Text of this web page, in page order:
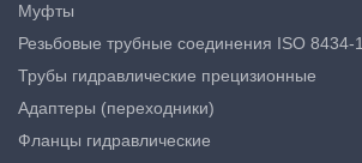
Муфты
Резьбовые трубные соединения ISO 8434-1
Трубы гидравлические прецизионные
Адаптеры (переходники)
Фланцы гидравлические